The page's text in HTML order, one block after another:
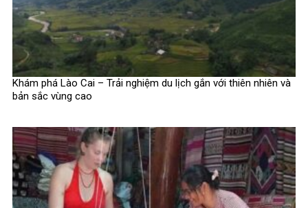
Khám phá Lào Cai – Trải nghiệm du lịch gắn với thiên nhiên và
bản sắc vùng cao